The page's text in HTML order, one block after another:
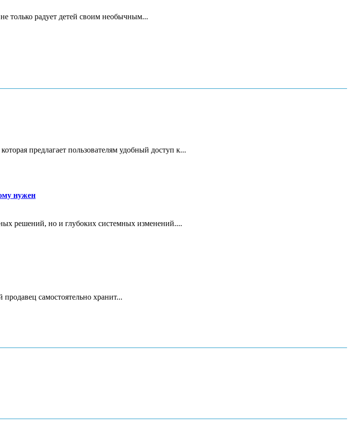
только радует детей своим необычным...
предлагает пользователям удобный доступ к...
нужен
решений, но и глубоких системных изменений....
самостоятельно хранит...